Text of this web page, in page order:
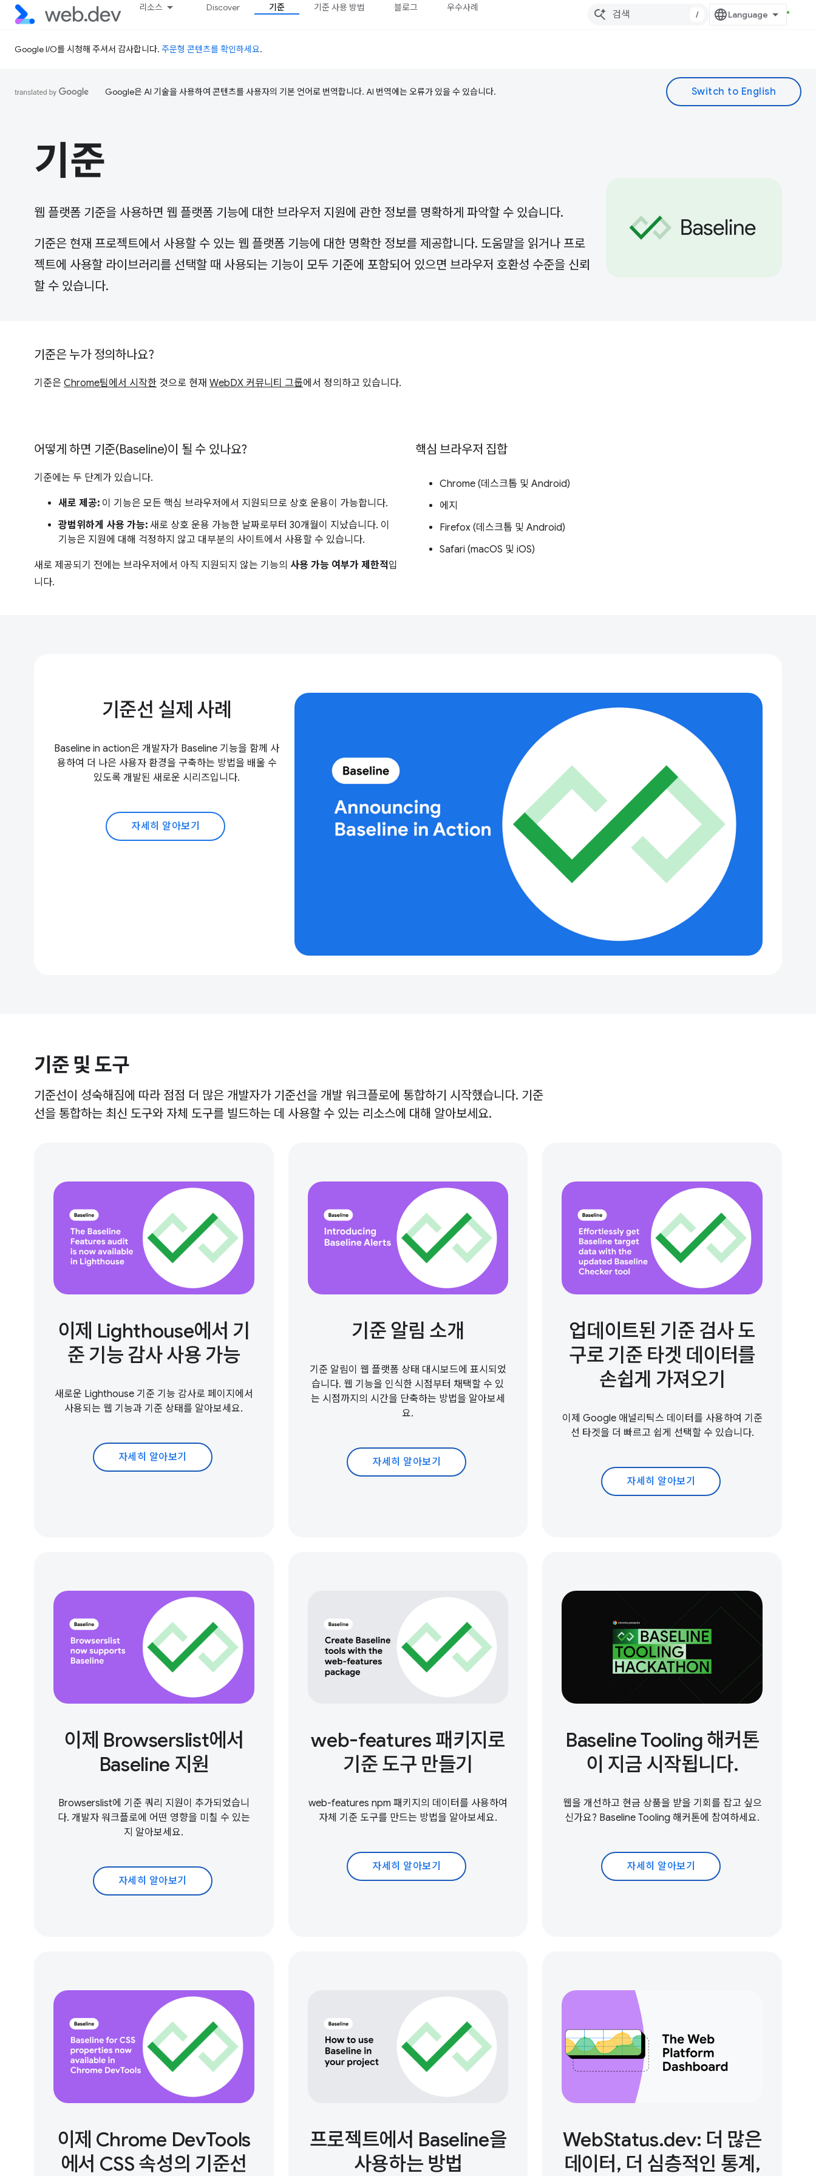
리소스 Discover 기준 기준 사용 방법 블로그 우수사례
/
Google I/O를 시청해 주셔서 감사합니다. 주문형 콘텐츠를 확인하세요.
Google은 AI 기술을 사용하여 콘텐츠를 사용자의 기본 언어로 번역합니다. AI 번역에는 오류가 있을 수 있습니다.
기준
웹 플랫폼 기준을 사용하면 웹 플랫폼 기능에 대한 브라우저 지원에 관한 정보를 명확하게 파악할 수 있습니다.
기준은 현재 프로젝트에서 사용할 수 있는 웹 플랫폼 기능에 대한 명확한 정보를 제공합니다. 도움말을 읽거나 프로
젝트에 사용할 라이브러리를 선택할 때 사용되는 기능이 모두 기준에 포함되어 있으면 브라우저 호환성 수준을 신뢰
할 수 있습니다.
기준은 누가 정의하나요?
기준은 Chrome팀에서 시작한 것으로 현재 WebDX 커뮤니티 그룹에서 정의하고 있습니다.
어떻게 하면 기준(Baseline)이 될 수 있나요?
기준에는 두 단계가 있습니다.
새로 제공: 이 기능은 모든 핵심 브라우저에서 지원되므로 상호 운용이 가능합니다.
광범위하게 사용 가능: 새로 상호 운용 가능한 날짜로부터 30개월이 지났습니다. 이
기능은 지원에 대해 걱정하지 않고 대부분의 사이트에서 사용할 수 있습니다.
새로 제공되기 전에는 브라우저에서 아직 지원되지 않는 기능의 사용 가능 여부가 제한적입
니다.
핵심 브라우저 집합
Chrome (데스크톱 및 Android)
에지
Firefox (데스크톱 및 Android)
Safari (macOS 및 iOS)
기준선 실제 사례
Baseline in action은 개발자가 Baseline 기능을 함께 사
용하여 더 나은 사용자 환경을 구축하는 방법을 배울 수
있도록 개발된 새로운 시리즈입니다.
자세히 알아보기
기준 및 도구
기준선이 성숙해짐에 따라 점점 더 많은 개발자가 기준선을 개발 워크플로에 통합하기 시작했습니다. 기준
선을 통합하는 최신 도구와 자체 도구를 빌드하는 데 사용할 수 있는 리소스에 대해 알아보세요.
이제 Lighthouse에서 기
준 기능 감사 사용 가능
새로운 Lighthouse 기준 기능 감사로 페이지에서
사용되는 웹 기능과 기준 상태를 알아보세요.
자세히 알아보기
기준 알림 소개
기준 알림이 웹 플랫폼 상태 대시보드에 표시되었
습니다. 웹 기능을 인식한 시점부터 채택할 수 있
는 시점까지의 시간을 단축하는 방법을 알아보세
요.
자세히 알아보기
업데이트된 기준 검사 도
구로 기준 타겟 데이터를
손쉽게 가져오기
이제 Google 애널리틱스 데이터를 사용하여 기준
선 타겟을 더 빠르고 쉽게 선택할 수 있습니다.
자세히 알아보기
이제 Browserslist에서
Baseline 지원
Browserslist에 기준 쿼리 지원이 추가되었습니
다. 개발자 워크플로에 어떤 영향을 미칠 수 있는
지 알아보세요.
자세히 알아보기
web-features 패키지로
기준 도구 만들기
web-features npm 패키지의 데이터를 사용하여
자체 기준 도구를 만드는 방법을 알아보세요.
자세히 알아보기
Baseline Tooling 해커톤
이 지금 시작됩니다.
웹을 개선하고 현금 상품을 받을 기회를 잡고 싶으
신가요? Baseline Tooling 해커톤에 참여하세요.
자세히 알아보기
이제 Chrome DevTools
에서 CSS 속성의 기준선
프로젝트에서 Baseline을
사용하는 방법
WebStatus.dev: 더 많은
데이터, 더 심층적인 통계,